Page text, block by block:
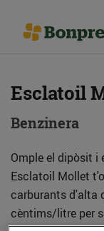
Esclatoil
Benzinera
Omple el dipòsit i
Esclatoil Mollet
carburants d'alta
cèntims/litre per